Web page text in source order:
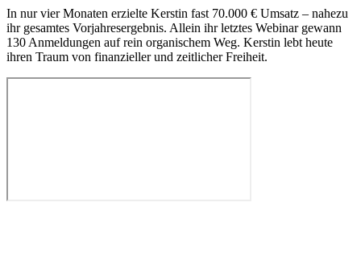
In nur vier Monaten erzielte Kerstin fast 70.000 € Umsatz – nahezu
ihr gesamtes Vorjahresergebnis. Allein ihr letztes Webinar gewann
130 Anmeldungen auf rein organischem Weg. Kerstin lebt heute
ihren Traum von finanzieller und zeitlicher Freiheit.